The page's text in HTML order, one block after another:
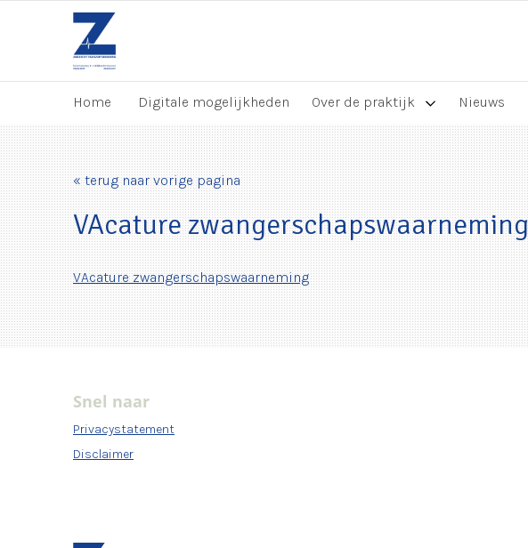
Home Digitale mogelijkheden Over de praktijk Nieuws
« terug naar vorige pagina
VAcature zwangerschapswaarneming
VAcature zwangerschapswaarneming
Snel naar
Privacystatement
Disclaimer